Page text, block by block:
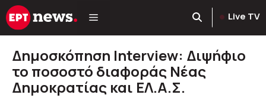
Μετάβαση
σε
Live TV
Δημοσκόπηση Interview: Διψήφιο
το ποσοστό διαφοράς Νέας
Δημοκρατίας και ΕΛ.Α.Σ.